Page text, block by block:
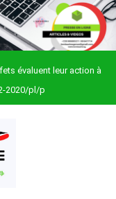
évaluent leur action à
2020/pl/p